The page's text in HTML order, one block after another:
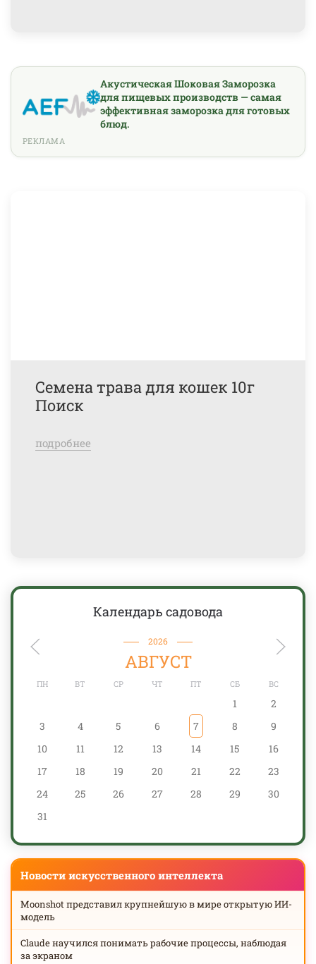
Акустическая Шоковая Заморозка
для пищевых производств — самая
эффективная заморозка для готовых
блюд.
РЕКЛАМА
Семена трава для кошек 10г
Поиск
подробнее
Календарь садовода
2026
АВГУСТ
ПН ВТ СР ЧТ ПТ СБ ВС
1
2
3
4 5 6 7 8
9
10
11 12 13 14 15
16
17
18 19 20 21 22
23
24
25 26 27 28 29
30
31
Новости искусственного интеллекта
Moonshot представил крупнейшую в мире открытую ИИ-
модель
Claude научился понимать рабочие процессы, наблюдая
за экраном